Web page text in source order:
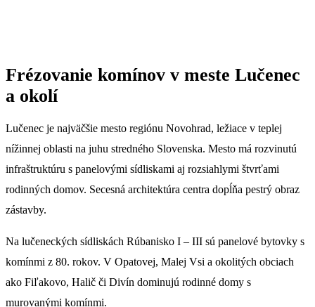
Frézovanie komínov v meste Lučenec
a okolí
Lučenec je najväčšie mesto regiónu Novohrad, ležiace v teplej
nížinnej oblasti na juhu stredného Slovenska. Mesto má rozvinutú
infraštruktúru s panelovými sídliskami aj rozsiahlymi štvrťami
rodinných domov. Secesná architektúra centra dopĺňa pestrý obraz
zástavby.
Na lučeneckých sídliskách Rúbanisko I – III sú panelové bytovky s
komínmi z 80. rokov. V Opatovej, Malej Vsi a okolitých obciach
ako Fiľakovo, Halič či Divín dominujú rodinné domy s
murovanými komínmi.